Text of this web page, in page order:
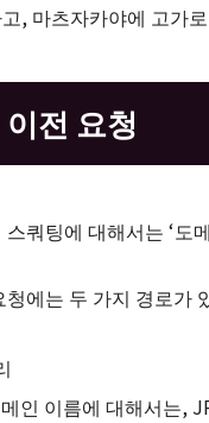
, 마츠자카야에 고가
전 요청
쿼팅에 대해서는 ‘도
청에는 두 가지 경로가
인 이름에 대해서는,